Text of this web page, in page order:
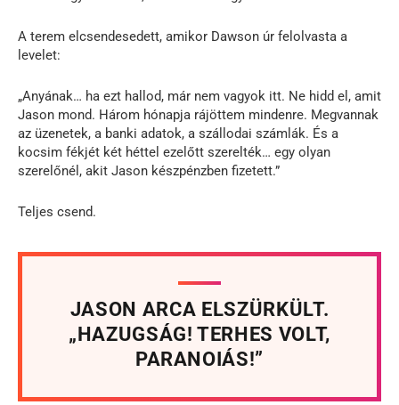
A terem elcsendesedett, amikor Dawson úr felolvasta a
levelet:
„Anyának… ha ezt hallod, már nem vagyok itt. Ne hidd el, amit
Jason mond. Három hónapja rájöttem mindenre. Megvannak
az üzenetek, a banki adatok, a szállodai számlák. És a
kocsim fékjét két héttel ezelőtt szerelték… egy olyan
szerelőnél, akit Jason készpénzben fizetett.”
Teljes csend.
JASON ARCA ELSZÜRKÜLT.
„HAZUGSÁG! TERHES VOLT,
PARANOIÁS!”